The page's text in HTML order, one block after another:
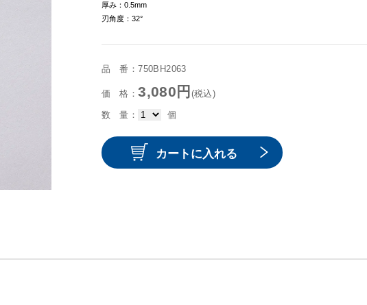
厚み：0.5mm
刃角度：32°
品 番：750BH2063
価 格：3,080円 (税込)
数 量： 個
カートに入れる